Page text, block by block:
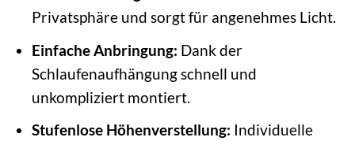
Privatsphäre und sorgt für angenehmes Licht.
Einfache Anbringung: Dank der
Schlaufenaufhängung schnell und
unkompliziert montiert.
Stufenlose Höhenverstellung: Individuelle